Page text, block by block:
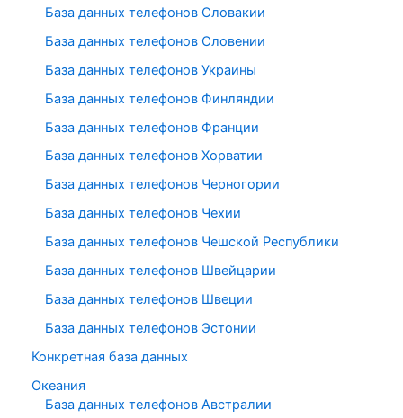
База данных телефонов Словакии
База данных телефонов Словении
База данных телефонов Украины
База данных телефонов Финляндии
База данных телефонов Франции
База данных телефонов Хорватии
База данных телефонов Черногории
База данных телефонов Чехии
База данных телефонов Чешской Республики
База данных телефонов Швейцарии
База данных телефонов Швеции
База данных телефонов Эстонии
Конкретная база данных
Океания
База данных телефонов Австралии